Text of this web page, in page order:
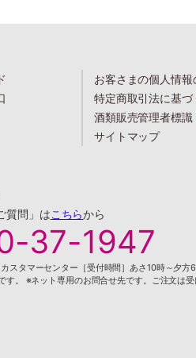
お客さまの個人情
特定商取引法に基づ
酒類販売管理者標識
サイトマップ
質問」はこちらから
37-1947
スタマーセンター［受付時間］あさ10時～夕方
す。 ※ネット専用のお問合せ先です。ご注文は受